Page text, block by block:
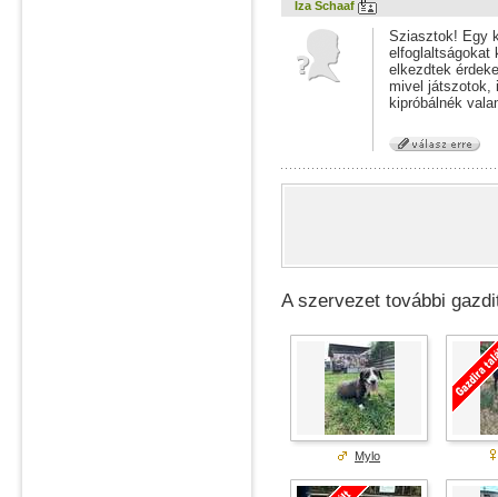
Iza Schaaf
Sziasztok! Egy
elfoglaltságokat
elkezdtek
mivel játszotok,
kipróbálnék
A szervezet további
Mylo